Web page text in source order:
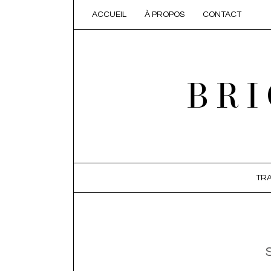
ACCUEIL À PROPOS CONTACT